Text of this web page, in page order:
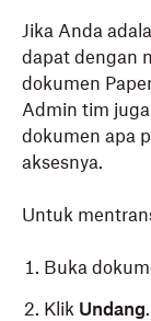
Jika Anda
dapat dengan
dokumen
Admin tim
dokumen apa
aksesnya.
Untuk
Buka
Klik Undang.